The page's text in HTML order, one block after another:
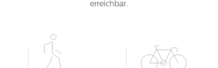
erreichbar.